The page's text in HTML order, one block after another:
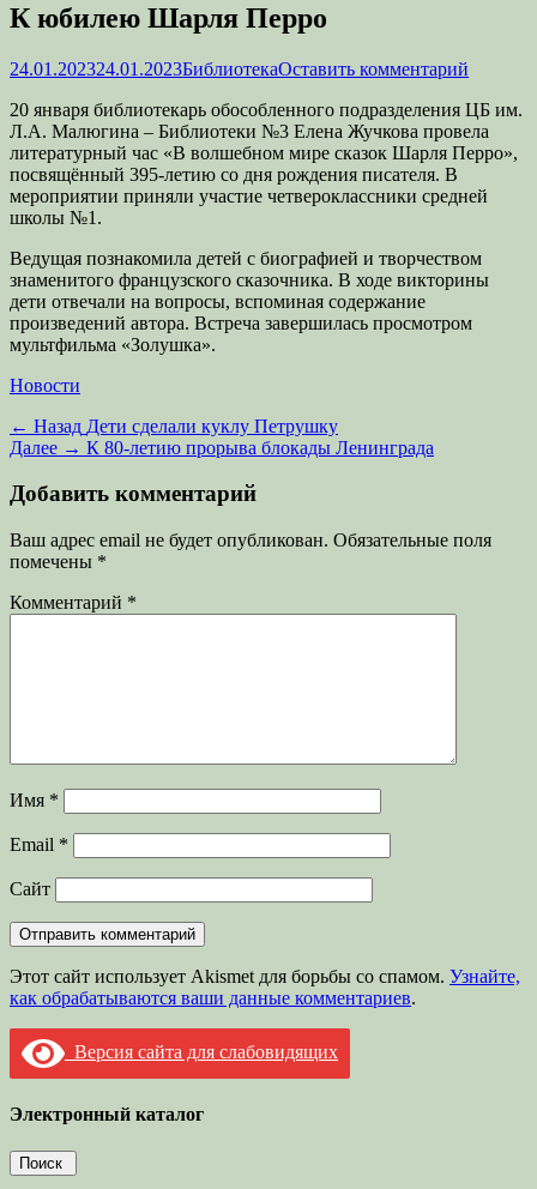
К юбилею Шарля Перро
Опубликовано
24.01.202324.01.2023Автор
БиблиотекаОставить комментарий
20 января библиотекарь обособленного подразделения ЦБ им.
Л.А. Малюгина – Библиотеки №3 Елена Жучкова провела
литературный час «В волшебном мире сказок Шарля Перро»,
посвящённый 395-летию со дня рождения писателя. В
мероприятии приняли участие четвероклассники средней
школы №1.
Ведущая познакомила детей с биографией и творчеством
знаменитого французского сказочника. В ходе викторины
дети отвечали на вопросы, вспоминая содержание
произведений автора. Встреча завершилась просмотром
мультфильма «Золушка».
Категории
Новости
Навигация
по
записям
← Назад Предыдущая
запись:
Дети сделали куклу Петрушку
Далее → Следующая
К 80-летию прорыва блокады Ленинграда
Добавить комментарий
Ваш адрес email не будет опубликован. Обязательные поля
помечены *
Комментарий *
Имя *
Email *
Сайт
Этот сайт использует Akismet для борьбы со спамом. Узнайте,
как обрабатываются ваши данные комментариев.
Версия сайта для слабовидящих
Электронный каталог